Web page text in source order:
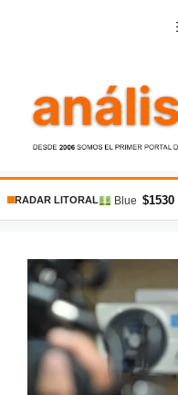
RADAR LITORAL Blue $1530